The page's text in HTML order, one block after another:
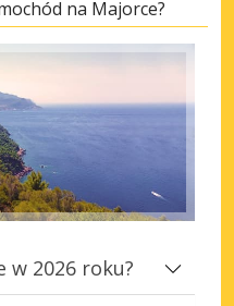
na Majorce?
w 2026 roku?